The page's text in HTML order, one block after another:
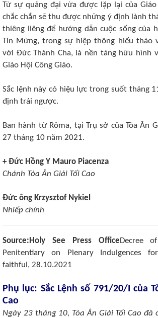
Từ sự quảng đại vừa được lặp lại của
chắc chắn sẽ thu được những ý định lành
thiêng liêng để hướng dẫn cuộc sống của
Tin Mừng, trong sự hiệp thông hiếu thảo
với Đức Thánh Cha, là nền tảng hữu hình
Giáo Hội Công Giáo.
Sắc lệnh này có hiệu lực trong suốt tháng
định trái ngược.
Ban hành từ Rôma, tại Trụ sở của Tòa Ân
27 tháng 10 năm 2021.
+ Đức Hồng Y Mauro Piacenza
Chánh Tòa Ân Giải Tối Cao
Đức ông Krzysztof Nykiel
Nhiếp chính
Source:Holy See Press OfficeDecree
Penitentiary on Plenary Indulgences
faithful, 28.10.2021
Phụ lục: Sắc Lệnh số 791/20/I của
Cao
Ngày 23 tháng 10, Tòa Ân Giải Tối Cao đã